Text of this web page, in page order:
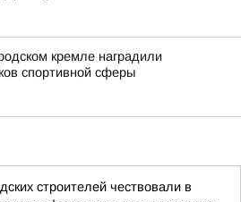
кремле наградили
спортивной сферы
строителей чествовали в